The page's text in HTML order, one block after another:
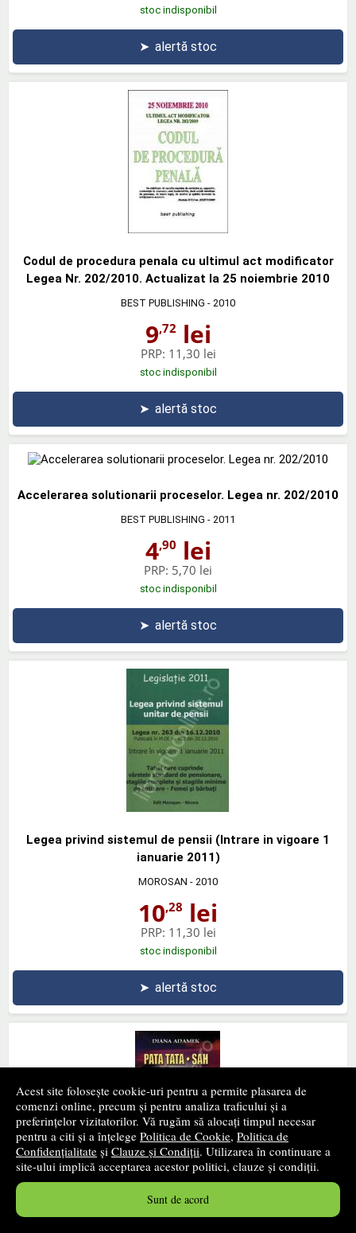
Acest site folosește cookie-uri pentru a permite plasarea de
comenzi online, precum și pentru analiza traficului și a
preferințelor vizitatorilor. Vă rugăm să alocați timpul necesar
pentru a citi și a înțelege Politica de Cookie, Politica de
Confidențialitate și Clauze și Condiții. Utilizarea în continuare a
site-ului implică acceptarea acestor politici, clauze și condiții.
Sunt de acord
stoc indisponibil
➤ alertă stoc
Codul de procedura penala cu ultimul act modificator
Legea Nr. 202/2010. Actualizat la 25 noiembrie 2010
BEST PUBLISHING - 2010
9,72lei
PRP: 11,30 lei
stoc indisponibil
➤ alertă stoc
Accelerarea solutionarii proceselor. Legea nr. 202/2010
BEST PUBLISHING - 2011
4,90 lei
PRP: 5,70 lei
stoc indisponibil
➤ alertă stoc
Legea privind sistemul de pensii (Intrare in vigoare 1
ianuarie 2011)
MOROSAN - 2010
10,28 lei
PRP: 11,30 lei
stoc indisponibil
➤ alertă stoc
Pata tata. Sah